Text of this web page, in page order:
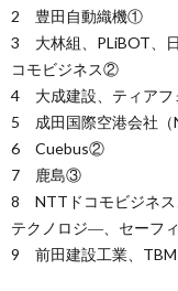
2 豊田自動織機①
3 大林組、PLiBOT、
コモビジネス②
4 大成建設、ティア
5 成田国際空港会社
6 Cuebus②
7 鹿島③
8 NTTドコモビジネス
テクノロジ―、セーフ
9 前田建設工業、TBM